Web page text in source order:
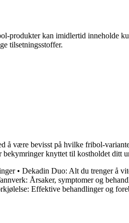
produkter kan imidlertid inneholde
tilsetningsstoffer.
være bevisst på hvilke fribol-
knyttet til kostholdet ditt
• Dekadin Duo: Alt du trenger å
Årsaker, symptomer og
Effektive behandlinger og